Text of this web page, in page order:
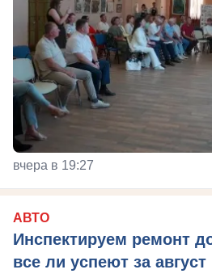
вчера в 19:27
АВТО
Инспектируем ремонт
все ли успеют за август